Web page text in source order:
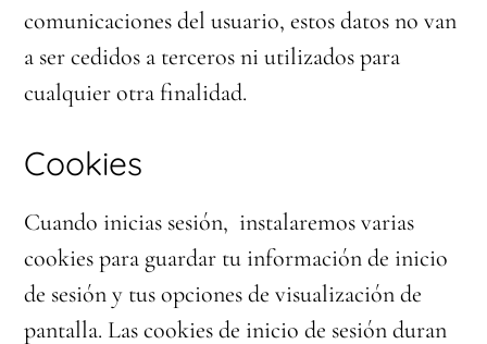
comunicaciones del usuario, estos datos no van
a ser cedidos a terceros ni utilizados para
cualquier otra finalidad.
Cookies
Cuando inicias sesión, instalaremos varias
cookies para guardar tu información de inicio
de sesión y tus opciones de visualización de
pantalla. Las cookies de inicio de sesión duran